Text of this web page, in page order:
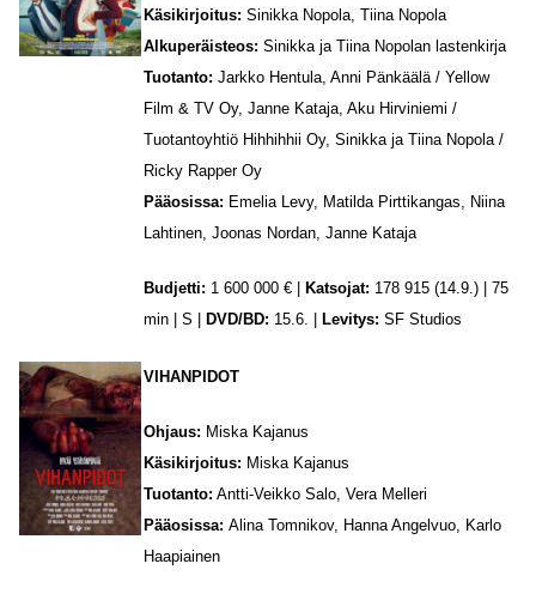
Käsikirjoitus: Sinikka Nopola, Tiina Nopola
Alkuperäisteos: Sinikka ja Tiina Nopolan lastenkirja
Tuotanto: Jarkko Hentula, Anni Pänkäälä / Yellow
Film & TV Oy, Janne Kataja, Aku Hirviniemi /
Tuotantoyhtiö Hihhihhii Oy, Sinikka ja Tiina Nopola /
Ricky Rapper Oy
Pääosissa: Emelia Levy, Matilda Pirttikangas, Niina
Lahtinen, Joonas Nordan, Janne Kataja
Budjetti: 1 600 000 € | Katsojat: 178 915 (14.9.) | 75
min | S |
DVD/BD: 15.6. | Levitys: SF Studios
VIHANPIDOT
Ohjaus: Miska Kajanus
Käsikirjoitus: Miska Kajanus
Tuotanto: Antti-Veikko Salo, Vera Melleri
Pääosissa: Alina Tomnikov, Hanna Angelvuo, Karlo
Haapiainen